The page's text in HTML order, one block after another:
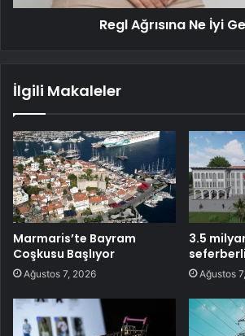
Regl Ağrısına Ne İyi
İlgili Makaleler
Marmaris’te Bayram
Coşkusu Başlıyor
Ağustos 7, 2026
3.5
Ağustos